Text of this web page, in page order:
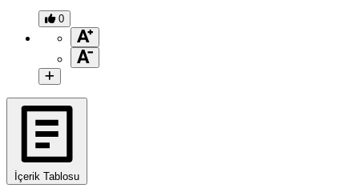
0
İçerik Tablosu